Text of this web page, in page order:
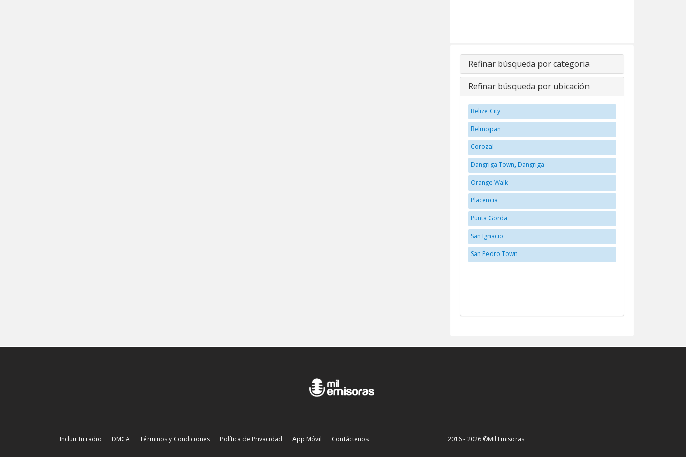
Refinar búsqueda por categoria
Refinar búsqueda por ubicación
Belize City
Belmopan
Corozal
Dangriga Town, Dangriga
Orange Walk
Placencia
Punta Gorda
San Ignacio
San Pedro Town
Incluir tu radio DMCA Términos y Condiciones Política de Privacidad App Móvil Contáctenos 2016 - 2026 ©Mil Emisoras